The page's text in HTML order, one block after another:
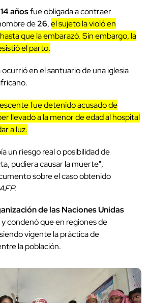
14 añosfue obligada a contraer
de26,el sujeto la violó en
que la embarazó. Sin embargo, la
el parto.
en el santuario de una iglesia
fue detenido acusado de
llevado a la menor de edad al hospital
a luz.
un riesgo real o posibilidad de
pudiera causar la muerte",
sobre el caso obtenido
.
de las Naciones Unidas
condenó que en regiones de
vigente la práctica de
la población.